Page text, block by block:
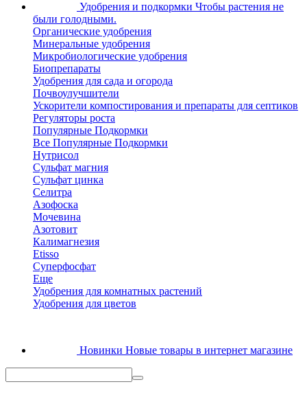
Удобрения и подкормки Чтобы растения не
были голодными.
Органические удобрения
Минеральные удобрения
Микробиологические удобрения
Биопрепараты
Удобрения для сада и огорода
Почвоулучшители
Ускорители компостирования и препараты для септиков
Регуляторы роста
Популярные Подкормки
Все Популярные Подкормки
Нутрисол
Сульфат магния
Сульфат цинка
Селитра
Азофоска
Мочевина
Азотовит
Калимагнезия
Etisso
Суперфосфат
Еще
Удобрения для комнатных растений
Удобрения для цветов
Новинки Новые товары в интернет магазине